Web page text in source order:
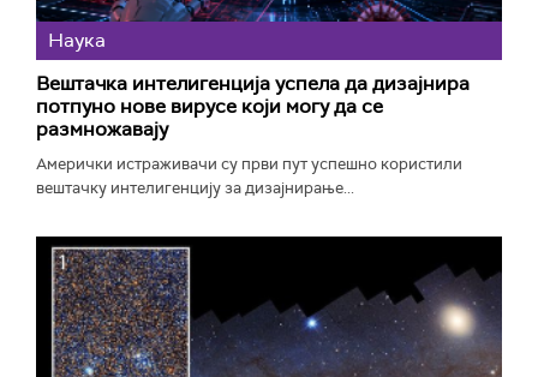
Наука
Вештачка интелигенција успела да дизајнира
потпуно нове вирусе који могу да се
размножавају
Амерички истраживачи су први пут успешно користили
вештачку интелигенцију за дизајнирање...